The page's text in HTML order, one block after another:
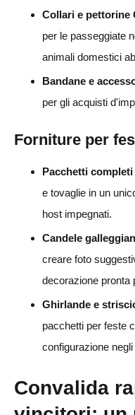
Collari e pettorine
per le passeggiate
animali domestici
Bandane e
per gli acquisti
Forniture per
Pacchetti
e tovaglie in un
host impegnati.
Candele
creare foto
decorazione pronta
Ghirlande e
pacchetti per feste
configurazione
Convalida